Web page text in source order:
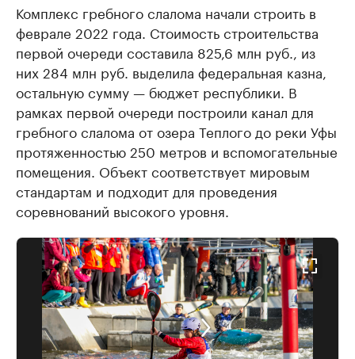
Комплекс гребного слалома начали строить в
феврале 2022 года. Стоимость строительства
первой очереди составила 825,6 млн руб., из
них 284 млн руб. выделила федеральная казна,
остальную сумму — бюджет республики. В
рамках первой очереди построили канал для
гребного слалома от озера Теплого до реки Уфы
протяженностью 250 метров и вспомогательные
помещения. Объект соответствует мировым
стандартам и подходит для проведения
соревнований высокого уровня.